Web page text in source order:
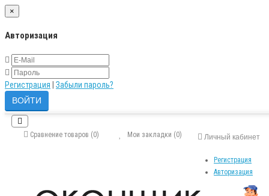
×
Авторизация
Регистрация Забыли пароль?
Личный кабинет
Регистрация
Авторизация
Мои закладки (0)
Сравнение товаров (0)